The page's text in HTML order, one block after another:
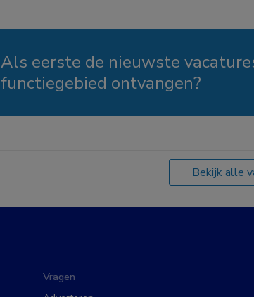
Als eerste de nieuwste
functiegebied ontvangen?
Bekijk alle
Vragen